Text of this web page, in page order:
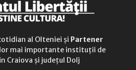
al Olteniei și Partener
mai importante instituții de
Craiova și județul Dolj